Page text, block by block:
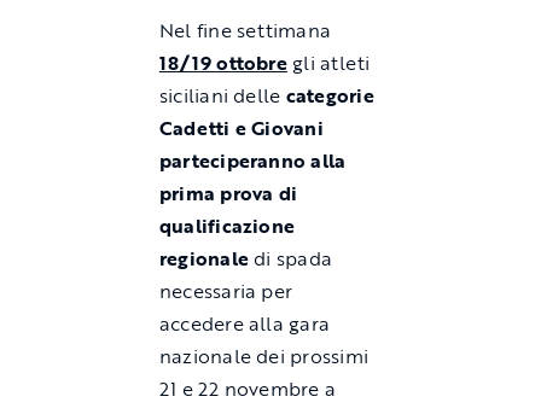
Nel fine settimana
18/19 ottobregli atleti
siciliani delle categorie
Cadetti e Giovani
parteciperanno alla
prima prova di
qualificazione
regionale di spada
necessaria per
accedere alla gara
nazionale dei prossimi
21 e 22 novembre a